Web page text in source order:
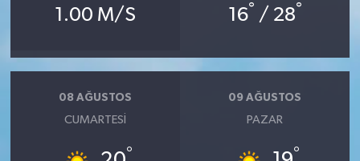
1.00 M/S 16° / 28°
08 AĞUSTOS
CUMARTESI
°
09 AĞUSTOS
PAZAR
°